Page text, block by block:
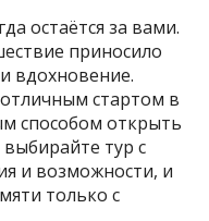
остаётся за вами.
приносило
вдохновение.
стартом в
способом открыть
тур с
и возможности, и
только с